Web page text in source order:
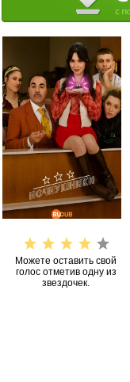
Можете оставить свой
голос отметив одну из
звездочек.